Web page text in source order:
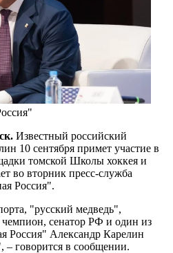
Известный российский
10 сентября примет участие в
томской Школы хоккея и
во вторник пресс-служба
Россия".
"русский медведь",
сенатор РФ и один из
Россия" Александр Карелин
– говорится в сообщении.